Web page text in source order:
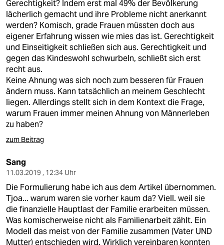
Gerechtigkeit? Indem erst mal 49% der Bevölkerung
lächerlich gemacht und ihre Probleme nicht anerkannt
werden? Komisch, grade Frauen müssten doch aus
eigener Erfahrung wissen wie mies das ist. Gerechtigkeit
und Einseitigkeit schließen sich aus. Gerechtigkeit und
gegen das Kindeswohl schwurbeln, schließt sich erst
recht aus.
Keine Ahnung was sich noch zum besseren für Frauen
ändern muss. Kann tatsächlich an meinem Geschlecht
liegen. Allerdings stellt sich in dem Kontext die Frage,
warum Frauen immer meinen Ahnung von Männerleben
zu haben?
zum Beitrag
Sang
11.03.2019 , 12:34 Uhr
Die Formulierung habe ich aus dem Artikel übernommen.
Tjoa... warum waren sie vorher kaum da? Viell. weil sie
die finanzielle Hauptlast der Familie erarbeiten müssen.
Was komischerweise nicht als Familienarbeit zählt. Ein
Modell das meist von der Familie zusammen (Vater UND
Mutter) entschieden wird. Wirklich vereinbaren konnten